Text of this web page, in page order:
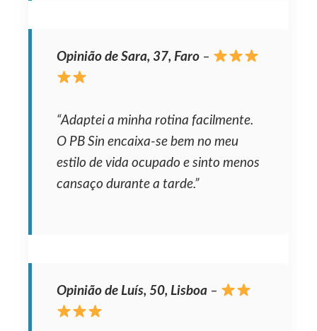
Opinião de Sara, 37, Faro –
“Adaptei a minha rotina facilmente.
O PB Sin encaixa-se bem no meu
estilo de vida ocupado e sinto menos
cansaço durante a tarde.”
Opinião de Luís, 50, Lisboa –